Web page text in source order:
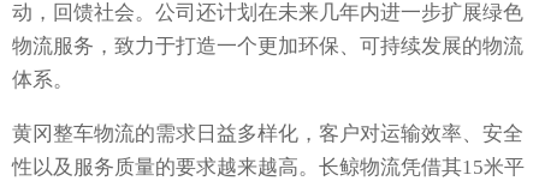
动，回馈社会。公司还计划在未来几年内进一步扩展绿色
物流服务，致力于打造一个更加环保、可持续发展的物流
体系。
黄冈整车物流的需求日益多样化，客户对运输效率、安全
性以及服务质量的要求越来越高。长鲸物流凭借其15米平